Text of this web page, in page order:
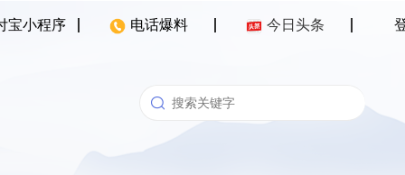
宝小程序 电话爆料 今日头条